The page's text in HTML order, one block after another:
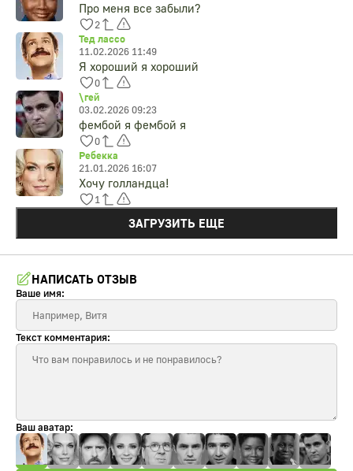
Про меня все забыли?
2
Тед лассо
11.02.2026 11:49
Я хороший я хороший
0
\гей
03.02.2026 09:23
фембой я фембой я
0
Ребекка
21.01.2026 16:07
Хочу голландца!
1
ЗАГРУЗИТЬ ЕЩЕ
НАПИСАТЬ ОТЗЫВ
Ваше имя:
Текст комментария:
Ваш аватар: